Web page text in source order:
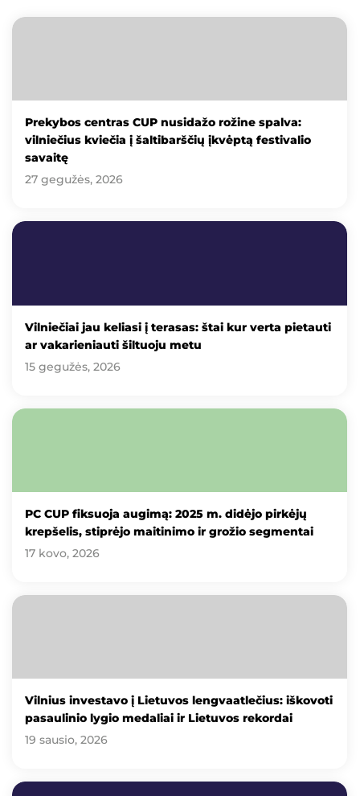
Prekybos centras CUP nusidažo rožine spalva:
vilniečius kviečia į šaltibarščių įkvėptą festivalio
savaitę
27 gegužės, 2026
Vilniečiai jau keliasi į terasas: štai kur verta pietauti
ar vakarieniauti šiltuoju metu
15 gegužės, 2026
PC CUP fiksuoja augimą: 2025 m. didėjo pirkėjų
krepšelis, stiprėjo maitinimo ir grožio segmentai
17 kovo, 2026
Vilnius investavo į Lietuvos lengvaatlečius: iškovoti
pasaulinio lygio medaliai ir Lietuvos rekordai
19 sausio, 2026